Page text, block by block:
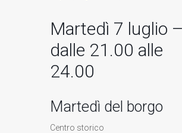
Martedì 7 luglio –
dalle 21.00 alle
24.00
Martedì del borgo
Centro storico